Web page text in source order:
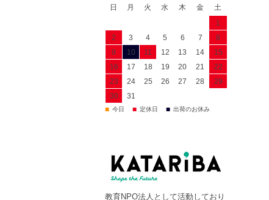
日 月 火 水 木 金
土
1
2
3 4 5 6 7
8
9
10 11 12 13 14
15
16
17 18 19 20 21
22
23
24 25 26 27 28
29
30
31
■ 今日 ■ 定休日 ■ 出荷のお休み
教育NPO法人として活動しており